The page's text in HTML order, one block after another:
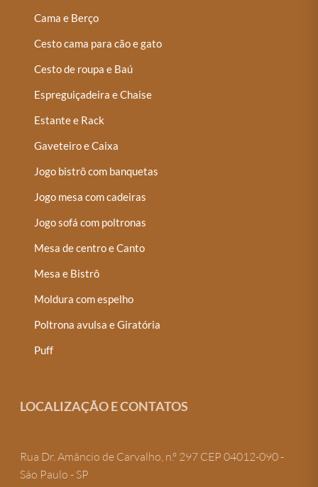
Cama e Berço
Cesto cama para cão e gato
Cesto de roupa e Baú
Espreguiçadeira e Chaise
Estante e Rack
Gaveteiro e Caixa
Jogo bistrô com banquetas
Jogo mesa com cadeiras
Jogo sofá com poltronas
Mesa de centro e Canto
Mesa e Bistrô
Moldura com espelho
Poltrona avulsa e Giratória
Puff
LOCALIZAÇÃO E CONTATOS
Rua Dr. Amâncio de Carvalho, n.º 297 CEP 04012-090 -
São Paulo - SP